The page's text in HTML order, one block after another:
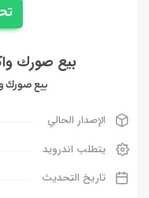
بيع صورك
بيع صورك
الإصدار الحالي
يتطلب اندرويد
تاريخ التحديث